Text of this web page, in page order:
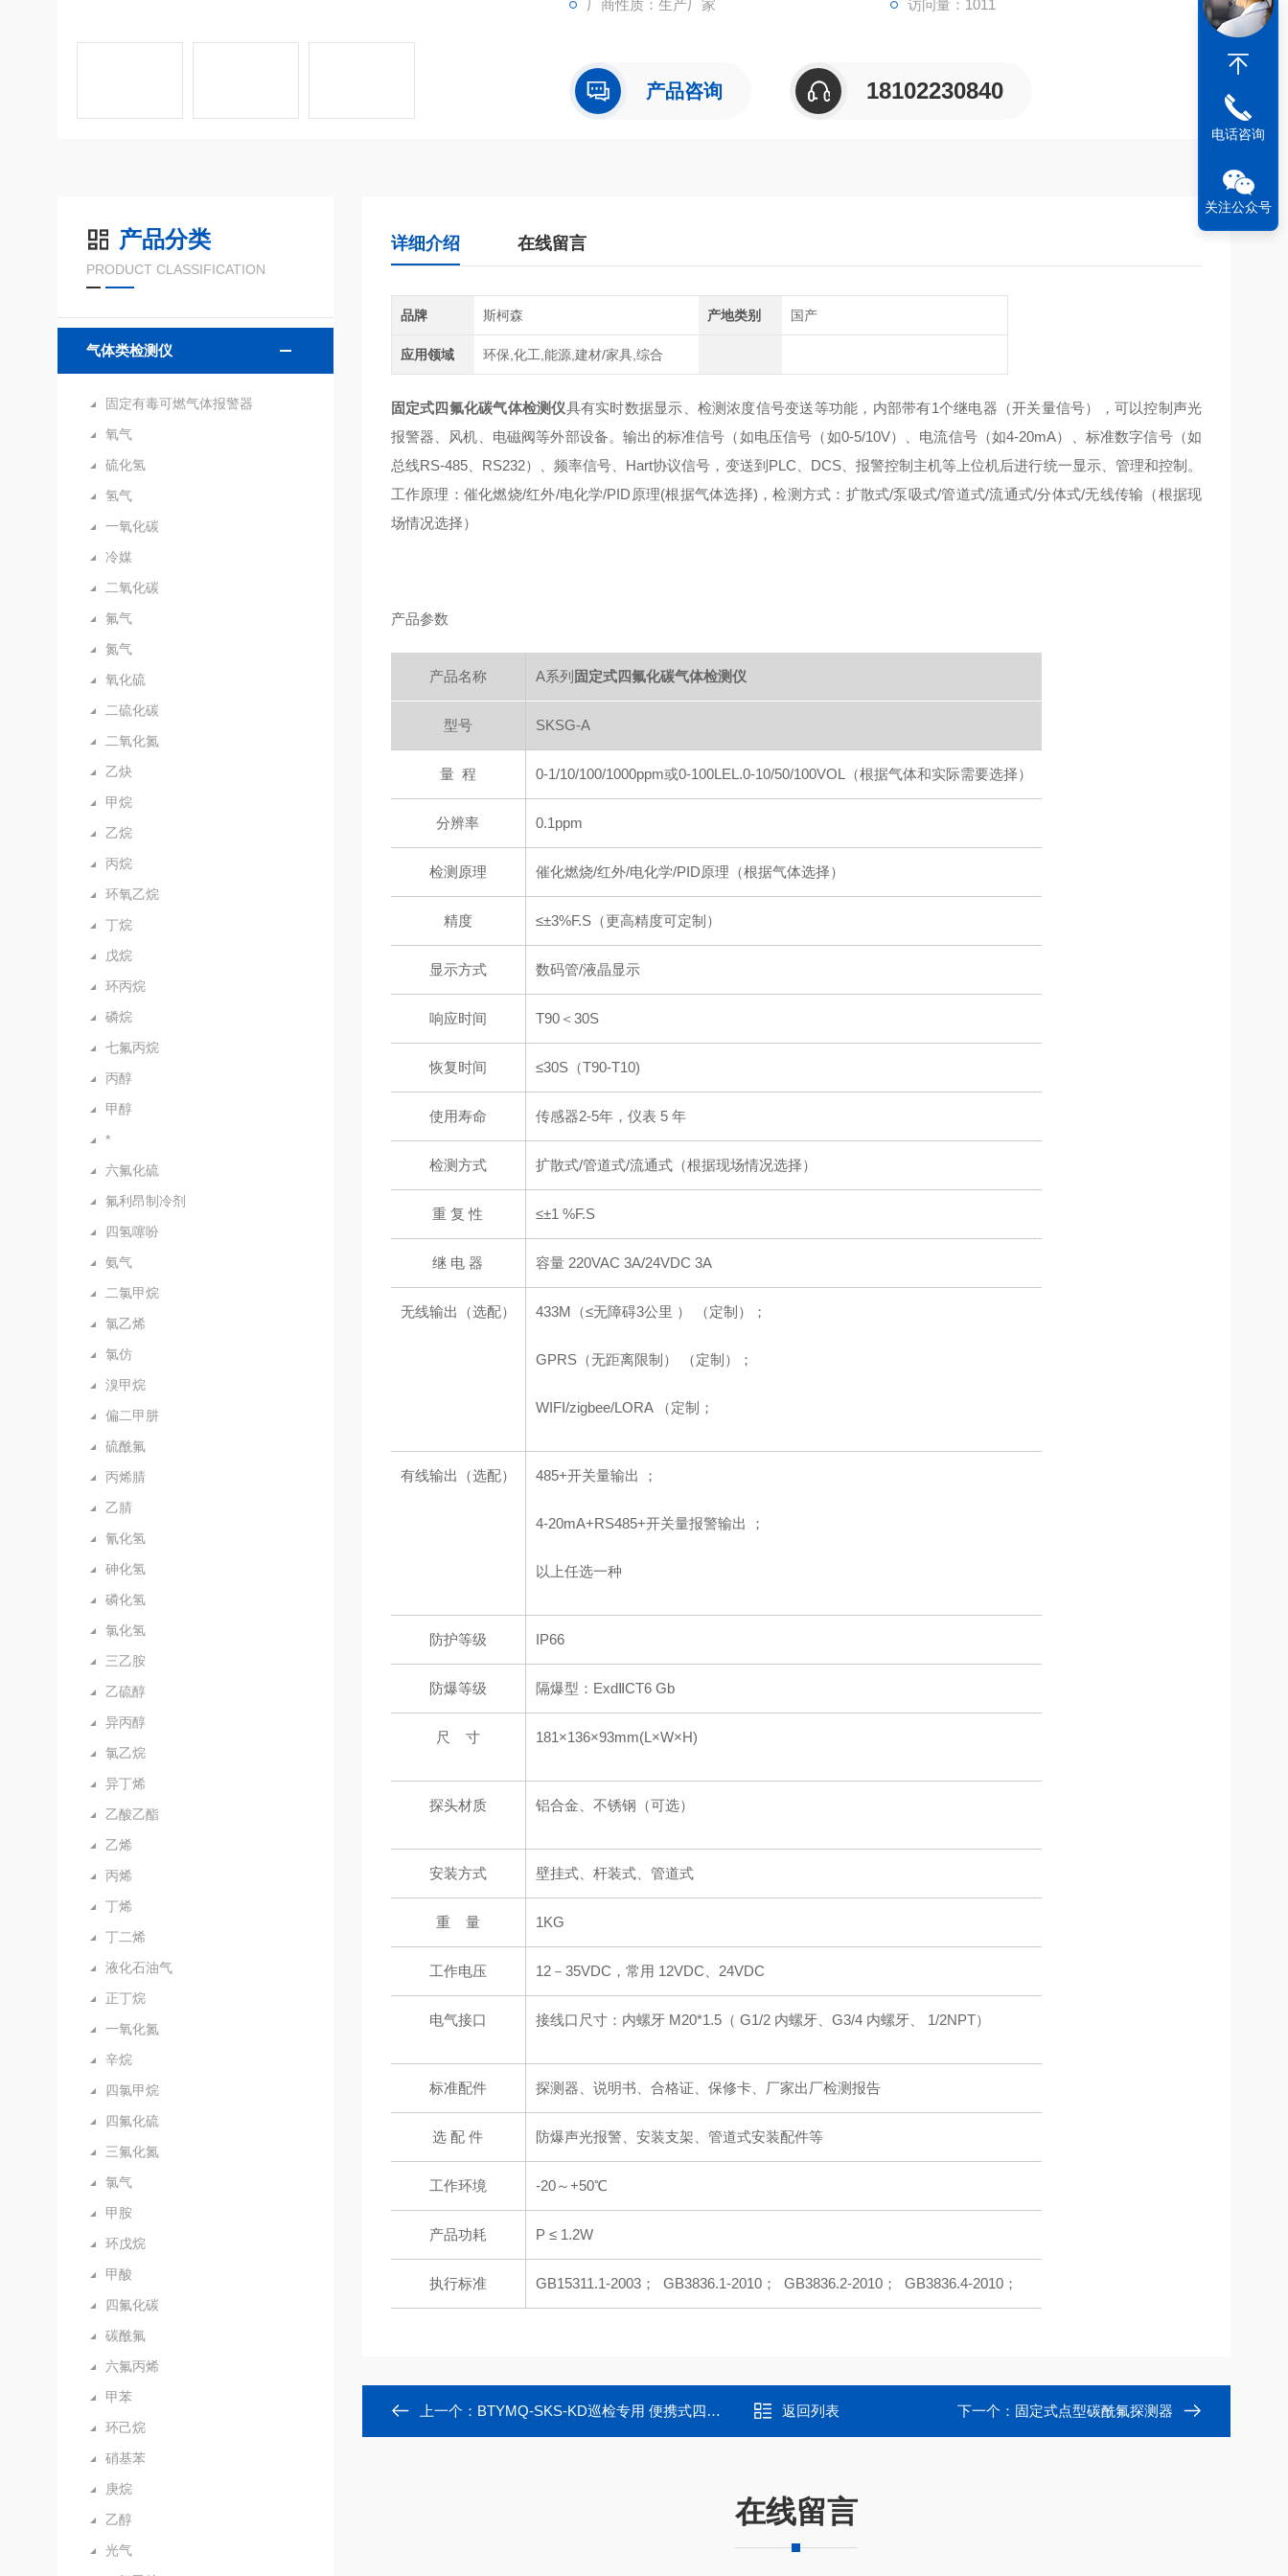
厂商性质：生产厂家 访问量：1011
产品咨询 18102230840
产品分类
PRODUCT CLASSIFICATION
气体类检测仪
固定有毒可燃气体报警器
氧气
硫化氢
氢气
一氧化碳
冷媒
二氧化碳
氟气
氮气
氧化硫
二硫化碳
二氧化氮
乙炔
甲烷
乙烷
丙烷
环氧乙烷
丁烷
戊烷
环丙烷
磷烷
七氟丙烷
丙醇
甲醇
*
六氟化硫
氟利昂制冷剂
四氢噻吩
氨气
二氯甲烷
氯乙烯
氯仿
溴甲烷
偏二甲肼
硫酰氟
丙烯腈
乙腈
氰化氢
砷化氢
磷化氢
氯化氢
三乙胺
乙硫醇
异丙醇
氯乙烷
异丁烯
乙酸乙酯
乙烯
丙烯
丁烯
丁二烯
液化石油气
正丁烷
一氧化氮
辛烷
四氯甲烷
四氟化硫
三氟化氮
氯气
甲胺
环戊烷
甲酸
四氟化碳
碳酰氟
六氟丙烯
甲苯
环己烷
硝基苯
庚烷
乙醇
光气
详细介绍 在线留言
品牌 斯柯森 产地类别 国产
应用领域 环保,化工,能源,建材/家具,综合
固定式四氟化碳气体检测仪具有实时数据显示、检测浓度信号变送等功能，内部带有1个继电器（开关量信号），可以控制声光
报警器、风机、电磁阀等外部设备。输出的标准信号（如电压信号（如0-5/10V）、电流信号（如4-20mA）、标准数字信号（如
总线RS-485、RS232）、频率信号、Hart协议信号，变送到PLC、DCS、报警控制主机等上位机后进行统一显示、管理和控制。
工作原理：催化燃烧/红外/电化学/PID原理(根据气体选择)，检测方式：扩散式/泵吸式/管道式/流通式/分体式/无线传输（根据现
场情况选择）
产品参数
产品名称 A系列 固定式四氟化碳气体检测仪
型号 SKSG-A
量 程 0-1/10/100/1000ppm或0-100LEL.0-10/50/100VOL（根据气体和实际需要选择）
分辨率 0.1ppm
检测原理 催化燃烧/红外/电化学/PID原理（根据气体选择）
精度 ≤±3%F.S（更高精度可定制）
显示方式 数码管/液晶显示
响应时间 T90＜30S
恢复时间 ≤30S（T90-T10)
使用寿命 传感器2-5年，仪表 5 年
检测方式 扩散式/管道式/流通式（根据现场情况选择）
重 复 性 ≤±1 %F.S
继 电 器 容量 220VAC 3A/24VDC 3A
无线输出（选配） 433M（≤无障碍3公里 ） （定制）；
GPRS（无距离限制） （定制）；
WIFI/zigbee/LORA （定制；
有线输出（选配） 485+开关量输出 ；
4-20mA+RS485+开关量报警输出 ；
以上任选一种
防护等级 IP66
防爆等级 隔爆型：ExdⅡCT6 Gb
尺 寸 181×136×93mm(L×W×H)
探头材质 铝合金、不锈钢（可选）
安装方式 壁挂式、杆装式、管道式
重 量 1KG
工作电压 12－35VDC，常用 12VDC、24VDC
电气接口 接线口尺寸：内螺牙 M20*1.5（ G1/2 内螺牙、G3/4 内螺牙、 1/2NPT）
标准配件 探测器、说明书、合格证、保修卡、厂家出厂检测报告
选 配 件 防爆声光报警、安装支架、管道式安装配件等
工作环境 -20～+50℃
产品功耗 P ≤ 1.2W
执行标准 GB15311.1-2003； GB3836.1-2010； GB3836.2-2010； GB3836.4-2010；
上一个： BTYMQ-SKS-KD巡检专用 便携式四氟化碳气体报警器 返回列表 下一个： 固定式点型碳酰氟探测器
在线留言
电话咨询
关注公众号